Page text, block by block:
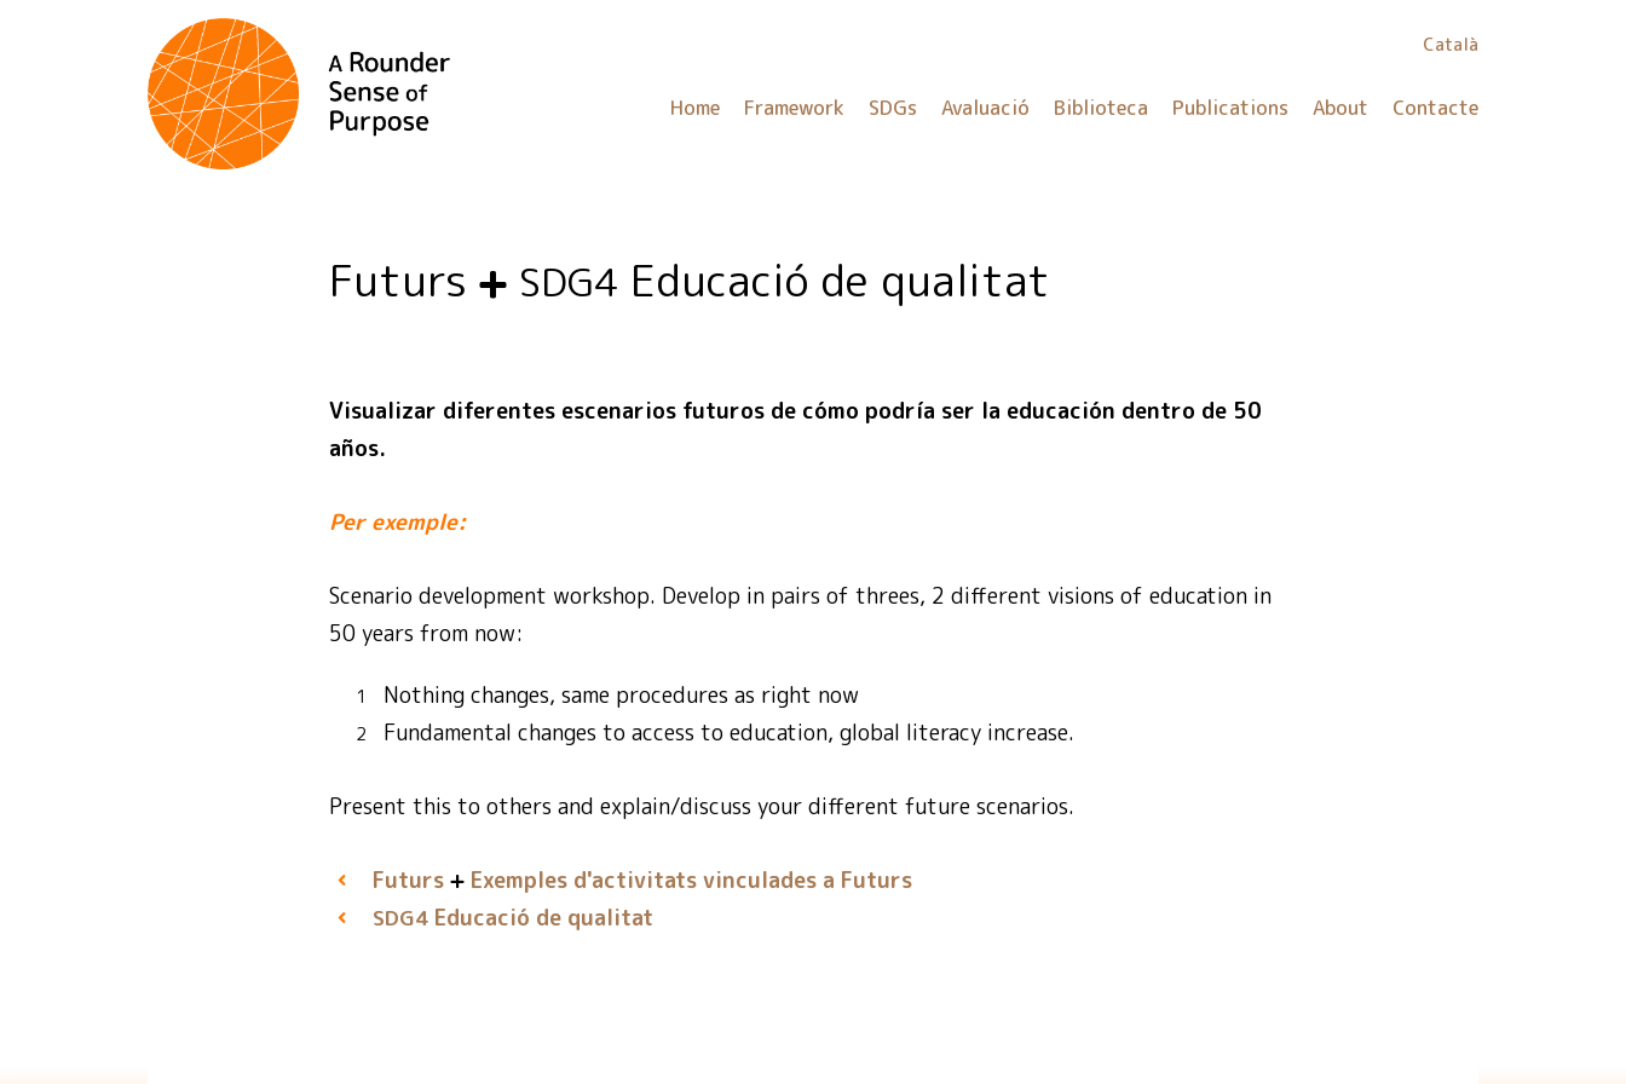
Català
Home Framework SDGs Avaluació Biblioteca Publications About Contacte
Futurs SDG4 Educació de qualitat
Visualizar diferentes escenarios futuros de cómo podría ser la educación dentro de 50
años.
Per exemple:
Scenario development workshop. Develop in pairs of threes, 2 different visions of education in
50 years from now:
Nothing changes, same procedures as right now
Fundamental changes to access to education, global literacy increase.
Present this to others and explain/discuss your different future scenarios.
Futurs Exemples d'activitats vinculades a Futurs
SDG4 Educació de qualitat